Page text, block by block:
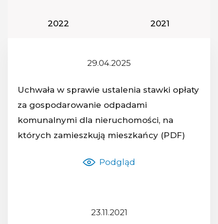
Rok podatkowy:
2022 Rok
2021
29.04.2025
Nazwa dokumentu:
Uchwała w sprawie ustalenia stawki opłaty
za gospodarowanie odpadami
komunalnymi dla nieruchomości, na
których zamieszkują mieszkańcy (PDF)
Podgląd
23.11.2021